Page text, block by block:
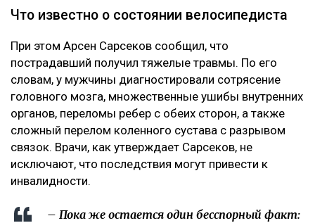
Что известно о состоянии велосипедиста
При этом Арсен Сарсеков сообщил, что
пострадавший получил тяжелые травмы. По его
словам, у мужчины диагностировали сотрясение
головного мозга, множественные ушибы внутренних
органов, переломы ребер с обеих сторон, а также
сложный перелом коленного сустава с разрывом
связок. Врачи, как утверждает Сарсеков, не
исключают, что последствия могут привести к
инвалидности.
– Пока же остается один бесспорный факт: